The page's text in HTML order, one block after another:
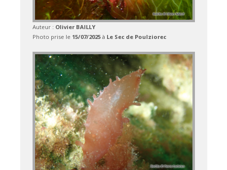
Auteur : Olivier BAILLY
Photo prise le 15/07/2025à Le Sec de Poulziorec